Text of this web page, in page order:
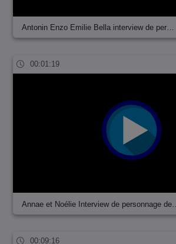
Antonin Enzo Emilie Bella interview de per…
00:01:19
Annae et Noélie Interview de personnage de…
00:09:16